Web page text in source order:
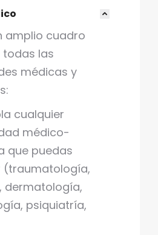
amplio cuadro
las
médicas y
cualquier
médico-
que puedas
(traumatología,
dermatología,
psiquiatría,